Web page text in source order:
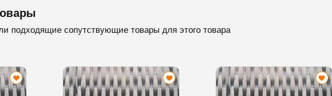
подходящие сопутствующие товары для этого товара